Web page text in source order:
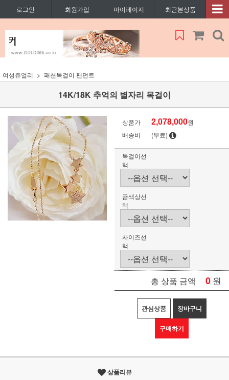
로그인 회원가입 마이페이지 최근본상품
여성쥬얼리 패션목걸이 팬던트
14K/18K 추억의 별자리 목걸이
상품가 2,078,000원
배송비
(무료)
목걸이선
택
금색상선
택
사이즈선
택
총 상품 금액 0 원
관심상품 장바구니
구매하기
상품리뷰